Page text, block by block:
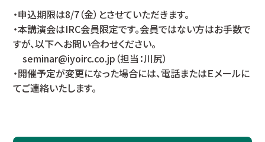
・申込期限は8/7（金）とさせていただきます。
・本講演会はIRC会員限定です。会員ではない方はお手数で
すが、以下へお問い合わせください。
seminar@iyoirc.co.jp（担当：川尻）
・開催予定が変更になった場合には、電話またはＥメールに
てご連絡いたします。